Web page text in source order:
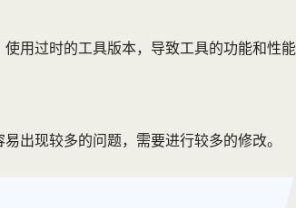
用过时的工具版本，导致工具的功能和性能
出现较多的问题，需要进行较多的修改。